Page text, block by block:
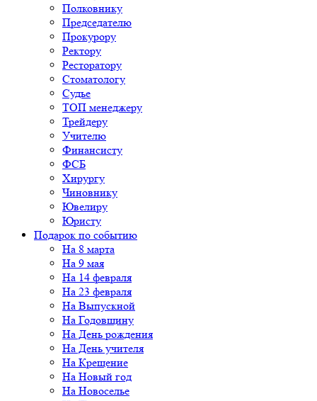
Полковнику
Председателю
Прокурору
Ректору
Ресторатору
Стоматологу
Судье
ТОП менеджеру
Трейдеру
Учителю
Финансисту
ФСБ
Хирургу
Чиновнику
Ювелиру
Юристу
Подарок по событию
На 8 марта
На 9 мая
На 14 февраля
На 23 февраля
На Выпускной
На Годовщину
На День рождения
На День учителя
На Крещение
На Новый год
На Новоселье